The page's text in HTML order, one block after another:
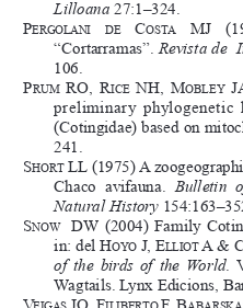
Lilloana 27:1–324.
Pe r g o l A n i D e Co s t A
    Mj
“Cortarramas”. Revista de
106.
Pr u M
  ro,
r i C e
  nH,  M
o B l e y j
preliminary  phylogenetic
(Cotingidae) based on
241.
s H o r t ll (1975) A
Chaco  avifauna.
Bulletin
Natural History
s n o W
    DW
(2004)  Family
in: del Ho y o j,   el l i o t A & C
of the birds of the World.
Wagtails. Lynx Edicions,
ve i g A s jo, f i l i B e r t o f, BA B A r s K A